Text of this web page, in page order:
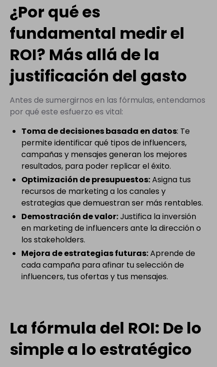
¿Por qué es
fundamental medir el
ROI? Más allá de la
justificación del gasto
Antes de sumergirnos en las fórmulas, entendamos
por qué este esfuerzo es vital:
Toma de decisiones basada en datos: Te
permite identificar qué tipos de influencers,
campañas y mensajes generan los mejores
resultados, para poder replicar el éxito.
Optimización de presupuestos:Asigna tus
recursos de marketing a los canales y
estrategias que demuestran ser más rentables.
Demostración de valor:Justifica la inversión
en marketing de influencers ante la dirección o
los stakeholders.
Mejora de estrategias futuras:Aprende de
cada campaña para afinar tu selección de
influencers, tus ofertas y tus mensajes.
La fórmula del ROI: De lo
simple a lo estratégico